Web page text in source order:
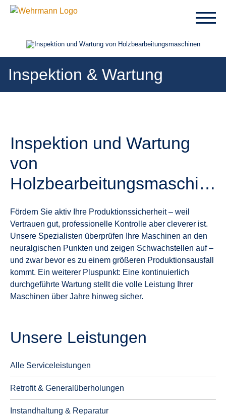
Inspektion & Wartung
Inspektion und Wartung
von
Holzbearbeitungsmaschinen
Fördern Sie aktiv Ihre Produktionssicherheit – weil
Vertrauen gut, professionelle Kontrolle aber cleverer ist.
Unsere Spezialisten überprüfen Ihre Maschinen an den
neuralgischen Punkten und zeigen Schwachstellen auf –
und zwar bevor es zu einem größeren Produktionsausfall
kommt. Ein weiterer Pluspunkt: Eine kontinuierlich
durchgeführte Wartung stellt die volle Leistung Ihrer
Maschinen über Jahre hinweg sicher.
Unsere Leistungen
Alle Serviceleistungen
Retrofit & Generalüberholungen
Instandhaltung & Reparatur